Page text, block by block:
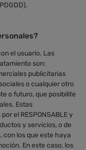
el usuario. Las
son:
publicitarias
o cualquier otro
o futuro, que posibilite
Estas
el RESPONSABLE y
y servicios, o de
con los que este haya
En este caso, los